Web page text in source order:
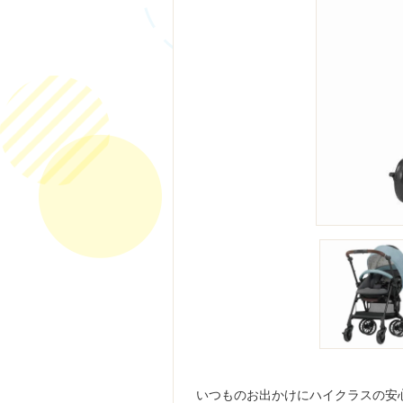
いつものお出かけにハイクラスの安